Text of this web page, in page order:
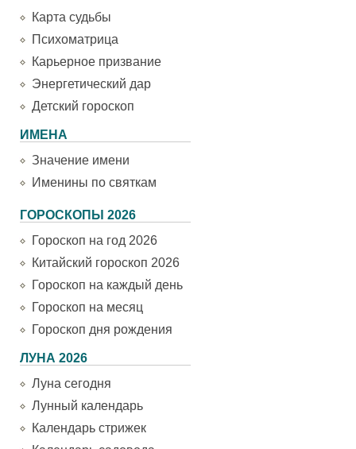
Карта судьбы
Психоматрица
Карьерное призвание
Энергетический дар
Детский гороскоп
ИМЕНА
Значение имени
Именины по святкам
ГОРОСКОПЫ 2026
Гороскоп на год 2026
Китайский гороскоп 2026
Гороскоп на каждый день
Гороскоп на месяц
Гороскоп дня рождения
ЛУНА 2026
Луна сегодня
Лунный календарь
Календарь стрижек